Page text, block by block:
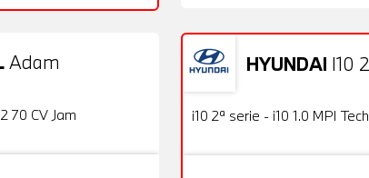
Adam
70 CV Jam
HYUNDAI I10
OFFERTA
Usato
i10 2ª serie - i10 1.0 MPI Tech